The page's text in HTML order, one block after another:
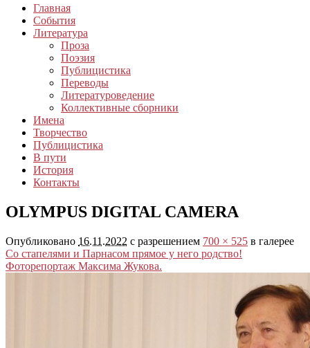
Главная
События
Литература
Проза
Поэзия
Публицистика
Переводы
Литературоведение
Коллективные сборники
Имена
Творчество
Публицистика
В пути
История
Контакты
OLYMPUS DIGITAL CAMERA
Опубликовано 16.11.2022 с разрешением 700 × 525 в галерее
Со стапелями и Парнасом прямое у него родство!
Фоторепортаж Максима Жукова.